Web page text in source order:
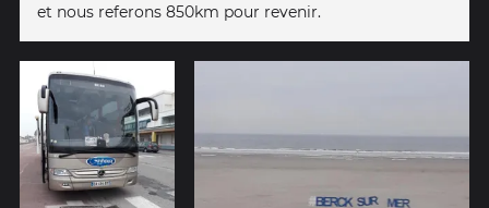
et nous referons 850km pour revenir.